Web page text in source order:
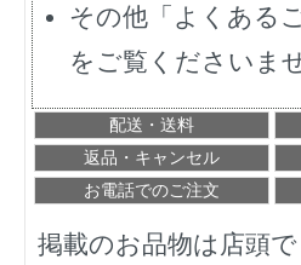
その他「よくある
をご覧くださいませ
配送・送料
返品・キャンセル
お電話でのご注文
掲載のお品物は店頭